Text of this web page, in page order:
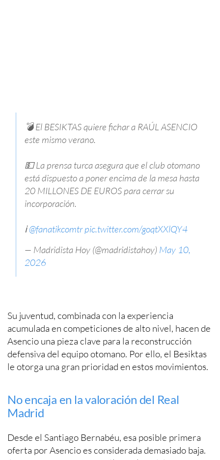
💣 El BESIKTAS quiere fichar a RAÚL ASENCIO
este mismo verano.
💵 La prensa turca asegura que el club otomano
está dispuesto a poner encima de la mesa hasta
20 MILLONES DE EUROS para cerrar su
incorporación.
ℹ️@fanatikcomtr pic.twitter.com/goqtXXlQY4
— Madridista Hoy (@madridistahoy) May 10,
2026
Su juventud, combinada con la experiencia
acumulada en competiciones de alto nivel, hacen de
Asencio una pieza clave para la reconstrucción
defensiva del equipo otomano. Por ello, el Besiktas
le otorga una gran prioridad en estos movimientos.
No encaja en la valoración del Real
Madrid
Desde el Santiago Bernabéu, esa posible primera
oferta por Asencio es considerada demasiado baja.